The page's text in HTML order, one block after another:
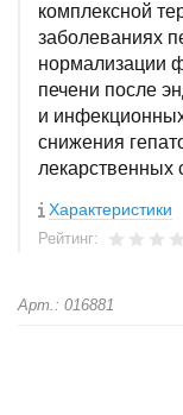
комплексной
заболеваниях
нормализации
печени после
и
снижения
лекарственных
Характеристики
Рейтинг:
Арт.: 016881